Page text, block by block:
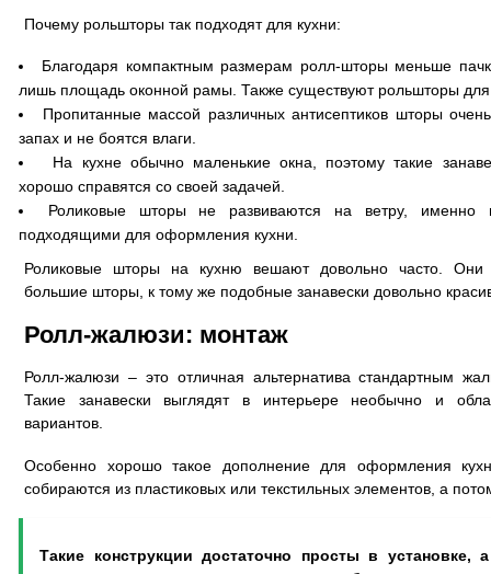
Почему рольшторы так подходят для кухни:
Благодаря компактным размерам ролл-шторы меньше
лишь площадь оконной рамы. Также существуют рольшторы
Пропитанные массой различных антисептиков шторы
запах и не боятся влаги.
На кухне обычно маленькие окна, поэтому такие
хорошо справятся со своей задачей.
Роликовые шторы не развиваются на ветру, именно
подходящими для оформления кухни.
Роликовые шторы на кухню вешают довольно часто. Они
большие шторы, к тому же подобные занавески довольно
Ролл-жалюзи: монтаж
Ролл-жалюзи – это отличная альтернатива стандартным
Такие занавески выглядят в интерьере необычно и
вариантов.
Особенно хорошо такое дополнение для оформления
собираются из пластиковых или текстильных элементов, а
Такие конструкции достаточно просты в установке,